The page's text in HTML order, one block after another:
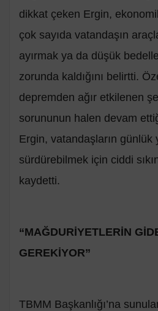
dikkat çeken Ergin,
çok sayıda vatandaşın
ayırmak ya da düşük
zorunda kaldığını belirtti.
depremden ağır etkilenen
sorununun halen devam
Ergin, vatandaşların günlük
sürdürebilmek için ciddi
kaydetti.
“MAĞDURİYETLERİN
GEREKİYOR”
TBMM Başkanlığı’na